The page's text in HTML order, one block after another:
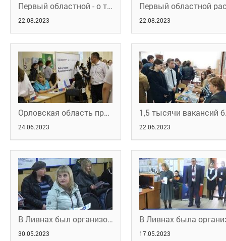
Первый областной - о том, как в регионе реализуются мероприятия по профобучению в рамках нацпроекта
22.08.2023 22.08.2023
Орловская область приняла участие во Всероссийской ярмарке вакансий
24.06.2023
1,5 тысячи
22.06.2023
В Ливнах был организован круглый стол для женщин
30.05.2023 17.05.2023